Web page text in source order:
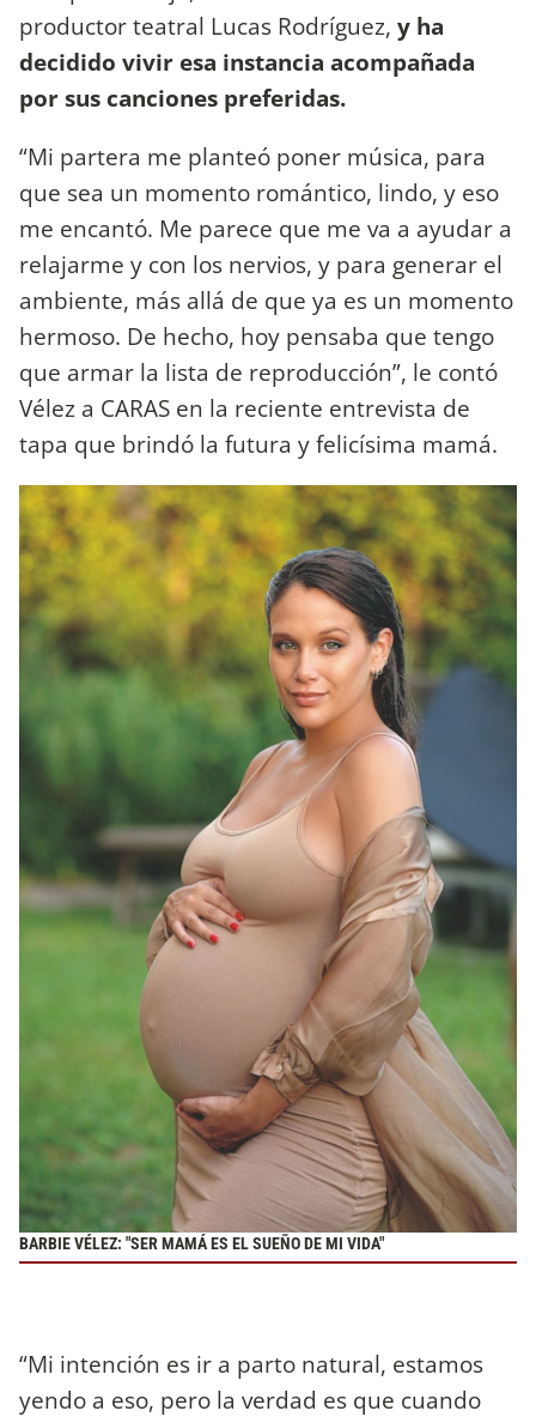
productor teatral Lucas Rodríguez, y ha
decidido vivir esa instancia acompañada
por sus canciones preferidas.
“Mi partera me planteó poner música, para
que sea un momento romántico, lindo, y eso
me encantó. Me parece que me va a ayudar a
relajarme y con los nervios, y para generar el
ambiente, más allá de que ya es un momento
hermoso. De hecho, hoy pensaba que tengo
que armar la lista de reproducción”, le contó
Vélez a CARAS en la reciente entrevista de
tapa que brindó la futura y felicísima mamá.
BARBIE VÉLEZ: "SER MAMÁ ES EL SUEÑO DE MI VIDA"
“Mi intención es ir a parto natural, estamos
yendo a eso, pero la verdad es que cuando